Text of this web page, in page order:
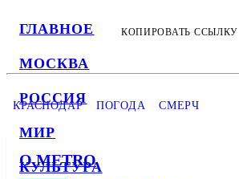
ГЛАВНОЕ
МОСКВА
РОССИЯ
МИР
КУЛЬТУРА
КОПИРОВАТЬ ССЫЛКУ
КРАСНОДАР ПОГОДА СМЕРЧ
О METRO